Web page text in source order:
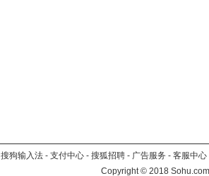
搜狗输入法 - 支付中心 - 搜狐招聘 - 广告服务 - 客服中心
Copyright©2018